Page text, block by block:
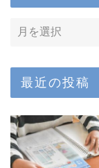
最近の投稿